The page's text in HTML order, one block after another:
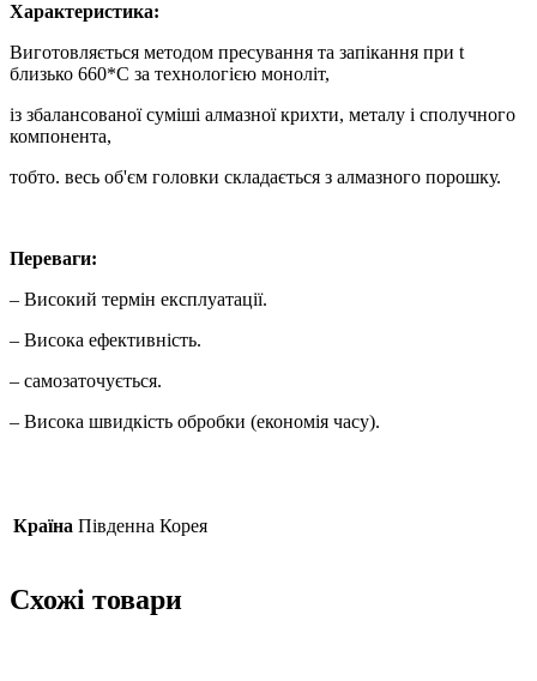
Характеристика:
Виготовляється методом пресування та запікання при t
близько 660*С за технологією моноліт,
із збалансованої суміші алмазної крихти, металу і сполучного
компонента,
тобто. весь об'єм головки складається з алмазного порошку.
Переваги:
– Високий термін експлуатації.
– Висока ефективність.
– самозаточується.
– Висока швидкість обробки (економія часу).
Країна Південна Корея
Схожі товари